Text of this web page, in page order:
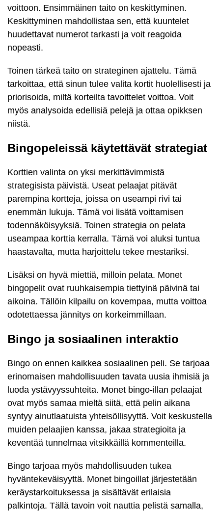
voittoon. Ensimmäinen taito on keskittyminen.
Keskittyminen mahdollistaa sen, että kuuntelet
huudettavat numerot tarkasti ja voit reagoida
nopeasti.
Toinen tärkeä taito on strateginen ajattelu. Tämä
tarkoittaa, että sinun tulee valita kortit huolellisesti ja
priorisoida, miltä korteilta tavoittelet voittoa. Voit
myös analysoida edellisiä pelejä ja ottaa opikksen
niistä.
Bingopeleissä käytettävät strategiat
Korttien valinta on yksi merkittävimmistä
strategisista päivistä. Useat pelaajat pitävät
parempina kortteja, joissa on useampi rivi tai
enemmän lukuja. Tämä voi lisätä voittamisen
todennäköisyyksiä. Toinen strategia on pelata
useampaa korttia kerralla. Tämä voi aluksi tuntua
haastavalta, mutta harjoittelu tekee mestariksi.
Lisäksi on hyvä miettiä, milloin pelata. Monet
bingopelit ovat ruuhkaisempia tiettyinä päivinä tai
aikoina. Tällöin kilpailu on kovempaa, mutta voittoa
odotettaessa jännitys on korkeimmillaan.
Bingo ja sosiaalinen interaktio
Bingo on ennen kaikkea sosiaalinen peli. Se tarjoaa
erinomaisen mahdollisuuden tavata uusia ihmisiä ja
luoda ystävyyssuhteita. Monet bingo-illan pelaajat
ovat myös samaa mieltä siitä, että pelin aikana
syntyy ainutlaatuista yhteisöllisyyttä. Voit keskustella
muiden pelaajien kanssa, jakaa strategioita ja
keventää tunnelmaa vitsikkäillä kommenteilla.
Bingo tarjoaa myös mahdollisuuden tukea
hyväntekeväisyyttä. Monet bingoillat järjestetään
keräystarkoituksessa ja sisältävät erilaisia
palkintoja. Tällä tavoin voit nauttia pelistä samalla,